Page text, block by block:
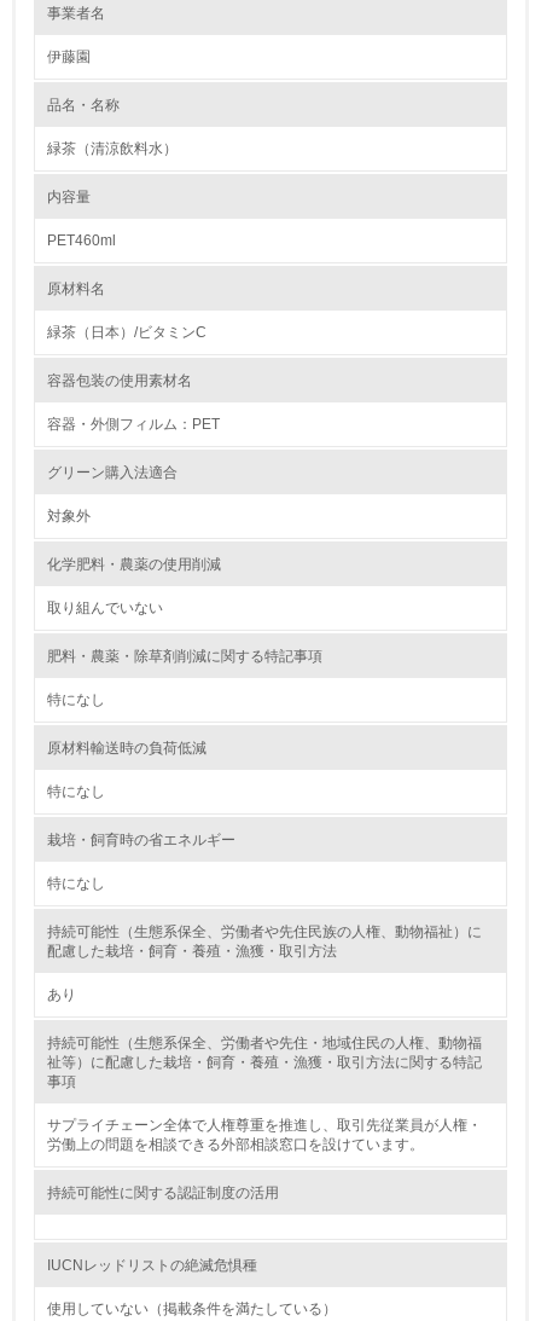
環境方針を持っている
環境対応の責任体制を定めている
環境問題に関する従業員教育を行っている
自社に関係する主要な環境法規制を把握し、順守している
かしている
従業員が環境方針に基づいて自分の業務の中で行うべき環
2.環境への取り組み
9.
<L1> 資源（投入原料、水等）とエネルギー（電力、重
10.
減目標や計画を立てている
行っている
事業者名
伊藤園
品名・名称
緑茶（清涼飲料水）
内容量
PET460ml
原材料名
緑茶（日本）/ビタミンC
容器包装の使用素材名
容器・外側フィルム：PET
グリーン購入法適合
対象外
化学肥料・農薬の使用削減
取り組んでいない
肥料・農薬・除草剤削減に関する特記事項
特になし
原材料輸送時の負荷低減
特になし
栽培・飼育時の省エネルギー
特になし
持続可能性（生態系保全、労働者や先住民族の人権、動物福祉）に
配慮した栽培・飼育・養殖・漁獲・取引方法
あり
持続可能性（生態系保全、労働者や先住・地域住民の人権、動物福
祉等）に配慮した栽培・飼育・養殖・漁獲・取引方法に関する特記
事項
サプライチェーン全体で人権尊重を推進し、取引先従業員が人権・
労働上の問題を相談できる外部相談窓口を設けています。
持続可能性に関する認証制度の活用
IUCNレッドリストの絶滅危惧種
使用していない（掲載条件を満たしている）